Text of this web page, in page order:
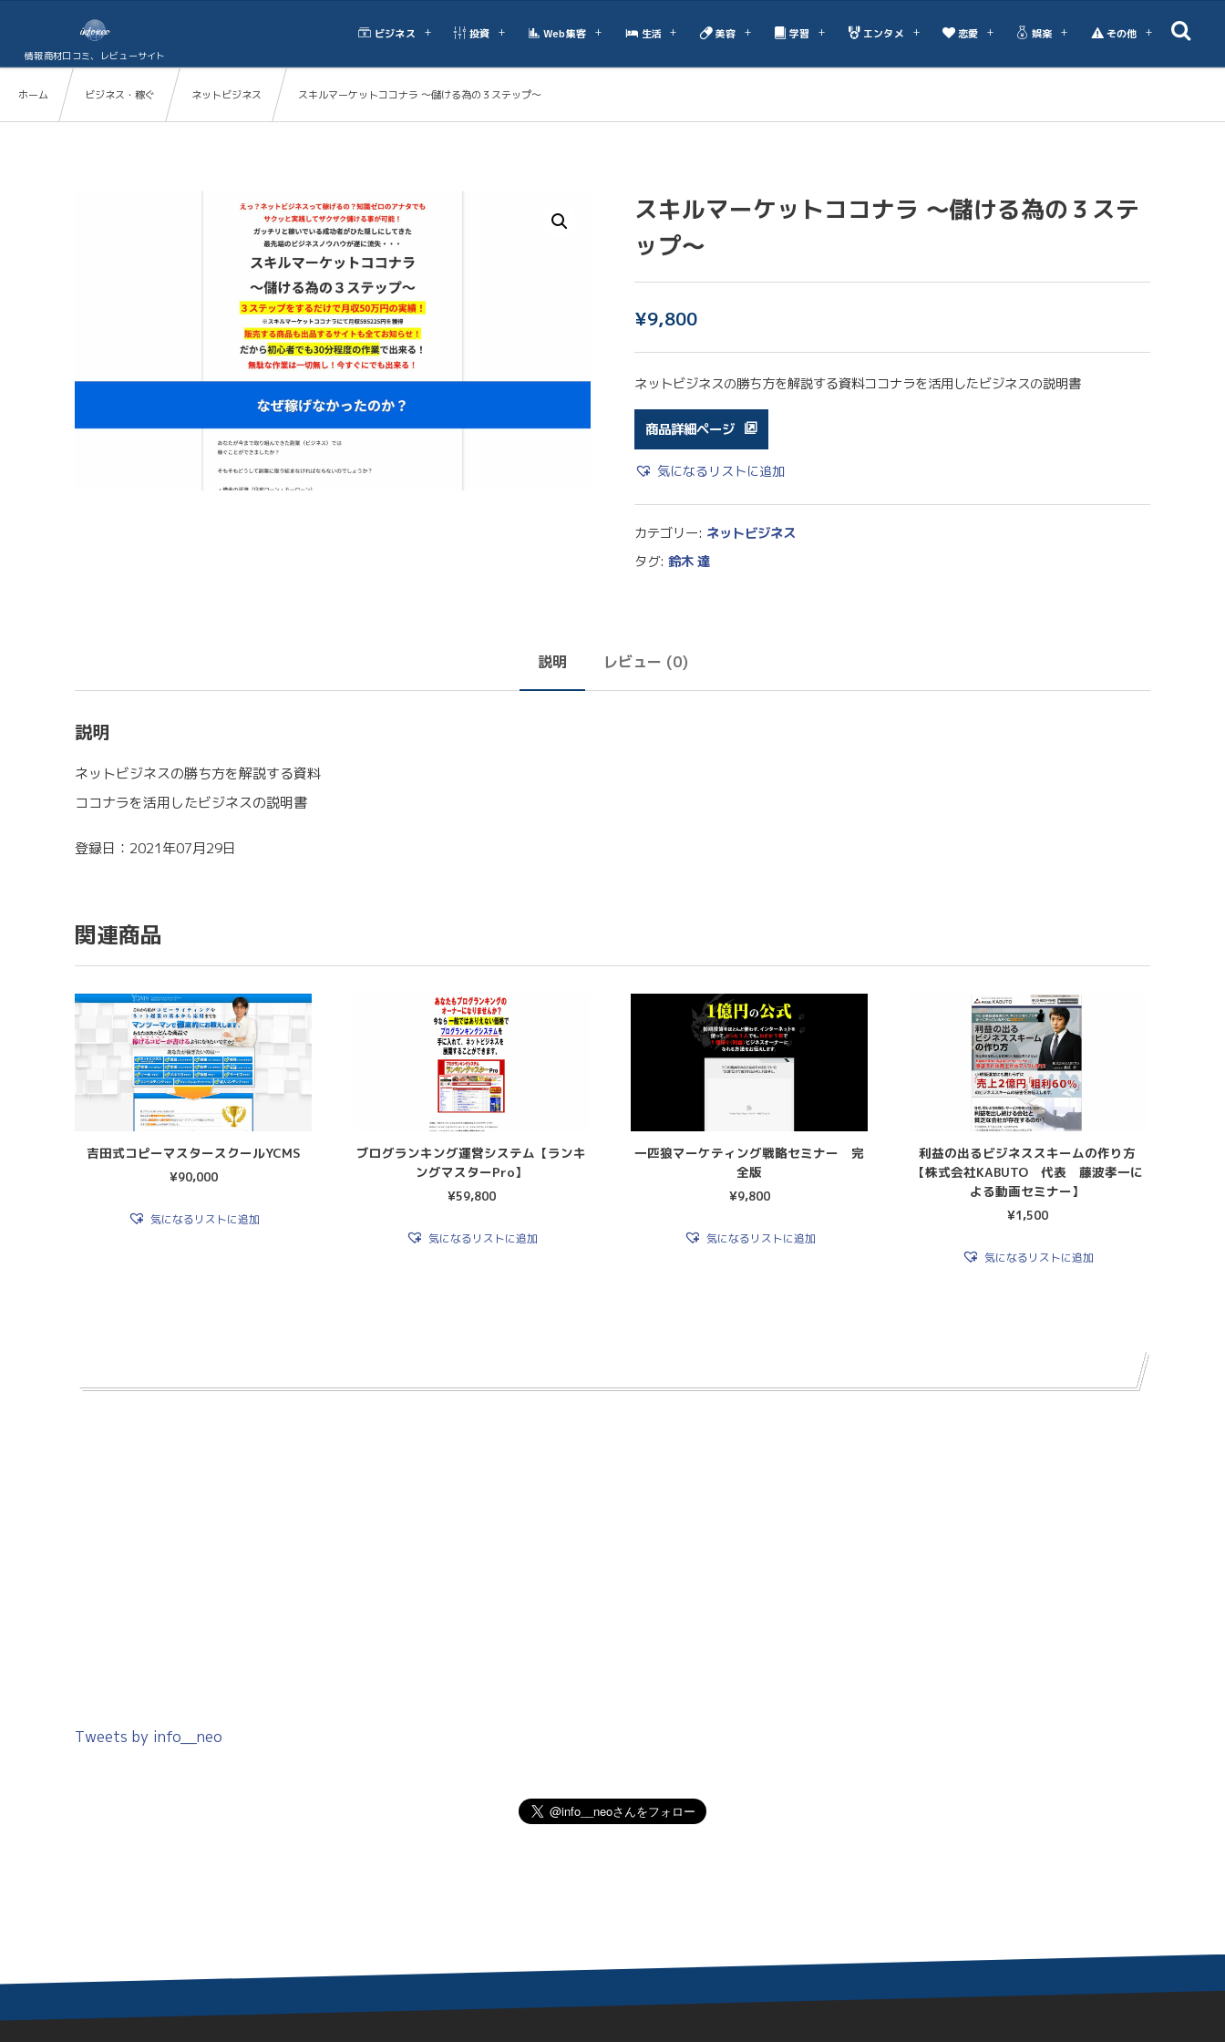
情報商材口コミ、レビューサイト
ビジネス 投資 Web集客 生活 美容 学習 エンタメ 恋愛 娯楽 その他
ホーム ビジネス・稼ぐ ネットビジネス スキルマーケットココナラ 〜儲ける為の３ステップ〜
スキルマーケットココナラ 〜儲ける為の３ステ
ップ〜
¥9,800
ネットビジネスの勝ち方を解説する資料ココナラを活用したビジネスの説明書
商品詳細ページ
気になるリストに追加
カテゴリー: ネットビジネス
タグ: 鈴木 達
説明 レビュー (0)
説明
ネットビジネスの勝ち方を解説する資料
ココナラを活用したビジネスの説明書
登録日：2021年07月29日
関連商品
吉田式コピーマスタースクールYCMS
¥90,000
気になるリストに追加
ブログランキング運営システム【ランキ
ングマスターPro】
¥59,800
気になるリストに追加
一匹狼マーケティング戦略セミナー 完
全版
¥9,800
気になるリストに追加
利益の出るビジネススキームの作り方
【株式会社KABUTO 代表 藤波孝一に
よる動画セミナー】
¥1,500
気になるリストに追加
Tweets by info__neo